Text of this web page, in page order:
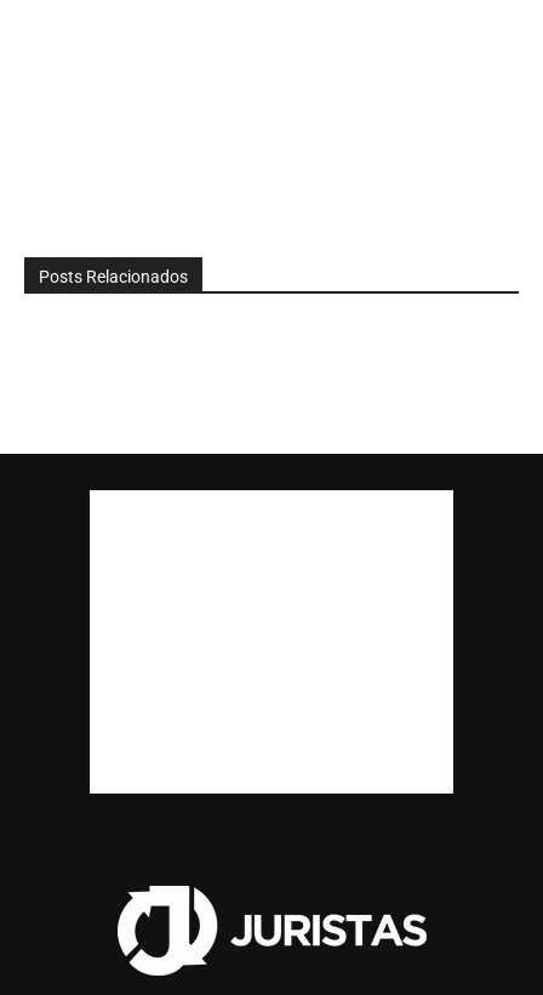
Posts Relacionados